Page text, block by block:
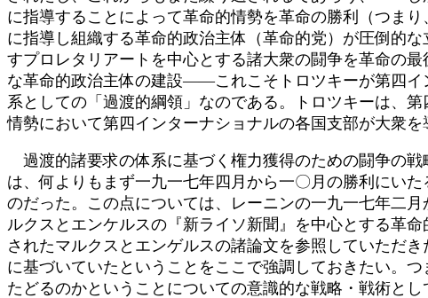
に指導することによって革命的情勢を革命の勝利（つま
に指導し組織する革命的政治主体（革命的党）が圧倒的
すプロレタリアートを中心とする諸大衆の闘争を革命の
な革命的政治主体の建設――これこそトロツキーが第四イ
系としての「過渡的綱領」なのである。トロツキーは、
情勢において第四インターナショナルの各国支部が大衆
過渡的諸要求の体系に基づく権力獲得のための闘争の
は、何よりもまず一九一七年四月から一〇月の勝利にい
のだった。この点については、レーニンの一九一七年二
ルクスとエンケルスの『新ライソ新聞』を中心とする革
されたマルクスとエンゲルスの諸論文を参照していただ
に基づいていたということをここで強調しておきたい。
たどるのかということについての意識的な戦略・戦術とし